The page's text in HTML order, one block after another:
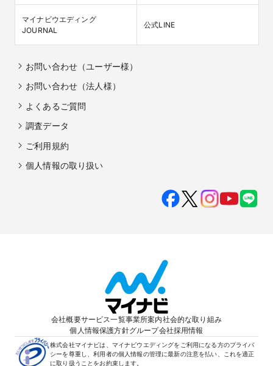
マイナビウエディング
JOURNAL
公式LINE
お問い合わせ（ユーザー様）
お問い合わせ（法人様）
よくあるご質問
調査データ
ご利用規約
個人情報の取り扱い
会社概要サービス一覧事業所案内社会的な取り組み
個人情報保護方針グループ会社採用情報
株式会社マイナビは、マイナビウエディングをご利用になる方のプライバ
シーを尊重し、利用者の個人情報の管理に最新の注意を払い、これを適正
に取り扱うことをお約束します。